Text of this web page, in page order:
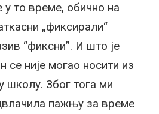
у то време, обично на
„фиксирали“
“фиксни”. И што је
се није могао носити из
школу. Због тога ми
пажњу за време